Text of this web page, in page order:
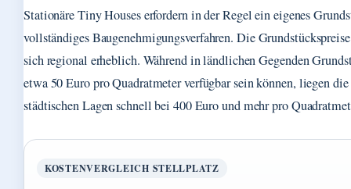
Stationäre Tiny Houses erfordern in der Regel ein eigenes
vollständiges Baugenehmigungsverfahren. Die
sich regional erheblich. Während in ländlichen Gegenden
etwa 50 Euro pro Quadratmeter verfügbar sein können, liegen
städtischen Lagen schnell bei 400 Euro und mehr pro
KOSTENVERGLEICH STELLPLATZ